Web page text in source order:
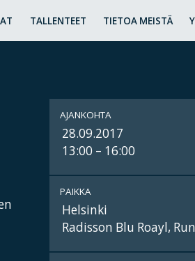
TALLENTEET TIETOA MEISTÄ
AJANKOHTA
28.09.2017
13:00 – 16:00
PAIKKA
Helsinki
Radisson Blu Roayl,